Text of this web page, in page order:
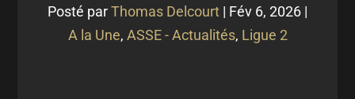
Posté parThomas Delcourt | Fév 6, 2026 |
A la Une, ASSE - Actualités, Ligue 2